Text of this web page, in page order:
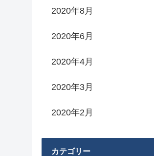
2020年8月
2020年6月
2020年4月
2020年3月
2020年2月
カテゴリー